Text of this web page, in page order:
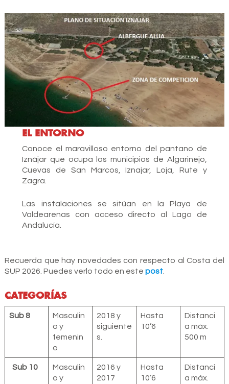
EL ENTORNO
Conoce el maravilloso entorno del pantano de
Iznájar que ocupa los municipios de Algarinejo,
Cuevas de San Marcos, Iznajar, Loja, Rute y
Zagra.
Las instalaciones se sitúan en la Playa de
Valdearenas con acceso directo al Lago de
Andalucía.
Recuerda que hay novedades con respecto al Costa del
SUP 2026. Puedes verlo todo en este post.
CATEGORÍAS
Sub 8
Masculin
o y
femenin
o
2018 y
siguiente
s.
Hasta
10’6
Distanci
a máx.
500 m
Sub 10
Masculin
o y
2016 y
2017
Hasta
10’6
Distanci
a máx.